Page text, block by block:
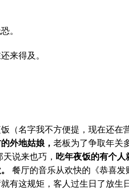
。
来得及。
（名字我不方便提，现在还在
外地姑娘，老板为了争取年关
天说来也巧，吃年夜饭的有个人
。餐厅的音乐从欢快的《恭喜发
有这规矩，客人过生日了放生